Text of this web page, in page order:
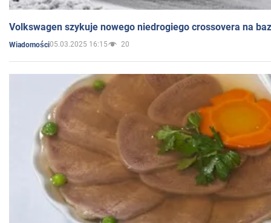
Volkswagen szykuje nowego niedrogiego crossovera na
Wiadomości05.03.2025 16:15 20